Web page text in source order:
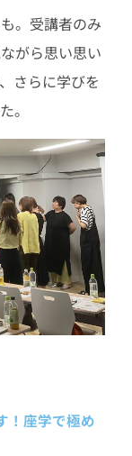
。受講者のみ
がら思い思い
さらに学びを
。
！座学で極め